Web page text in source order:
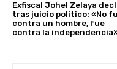
Exfiscal Johel Zelaya
tras juicio político: «No
contra un hombre, fue
contra la